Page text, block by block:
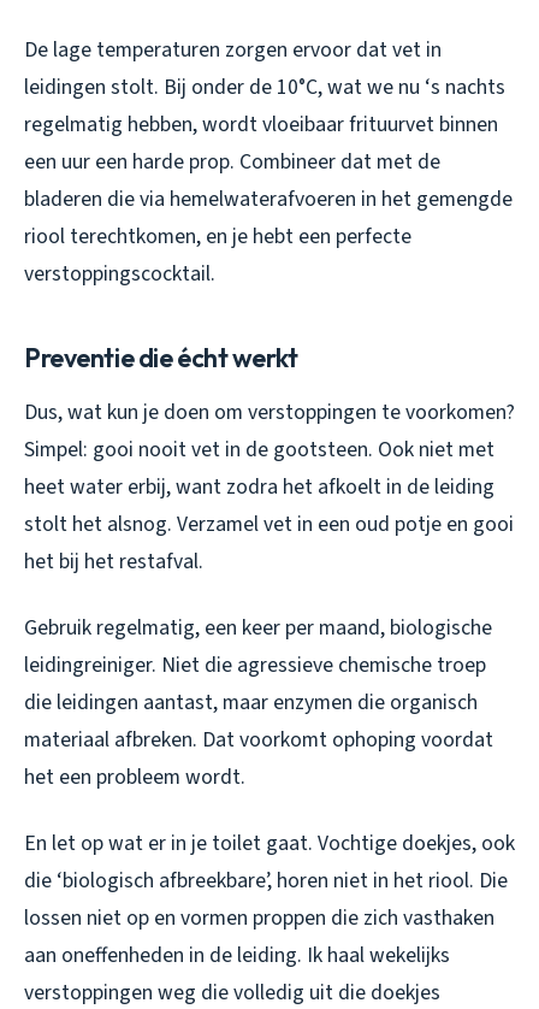
De lage temperaturen zorgen ervoor dat vet in
leidingen stolt. Bij onder de 10°C, wat we nu ‘s nachts
regelmatig hebben, wordt vloeibaar frituurvet binnen
een uur een harde prop. Combineer dat met de
bladeren die via hemelwaterafvoeren in het gemengde
riool terechtkomen, en je hebt een perfecte
verstoppingscocktail.
Preventie die écht werkt
Dus, wat kun je doen om verstoppingen te voorkomen?
Simpel: gooi nooit vet in de gootsteen. Ook niet met
heet water erbij, want zodra het afkoelt in de leiding
stolt het alsnog. Verzamel vet in een oud potje en gooi
het bij het restafval.
Gebruik regelmatig, een keer per maand, biologische
leidingreiniger. Niet die agressieve chemische troep
die leidingen aantast, maar enzymen die organisch
materiaal afbreken. Dat voorkomt ophoping voordat
het een probleem wordt.
En let op wat er in je toilet gaat. Vochtige doekjes, ook
die ‘biologisch afbreekbare’, horen niet in het riool. Die
lossen niet op en vormen proppen die zich vasthaken
aan oneffenheden in de leiding. Ik haal wekelijks
verstoppingen weg die volledig uit die doekjes